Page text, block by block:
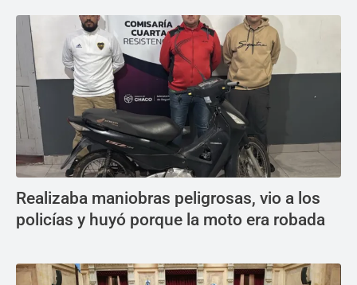
Realizaba maniobras peligrosas, vio a los
policías y huyó porque la moto era robada